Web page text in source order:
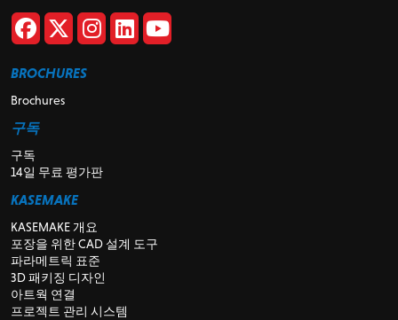
BROCHURES
Brochures
구독
구독
14일 무료 평가판
KASEMAKE
KASEMAKE 개요
포장을 위한 CAD 설계 도구
파라메트릭 표준
3D 패키징 디자인
아트웍 연결
프로젝트 관리 시스템